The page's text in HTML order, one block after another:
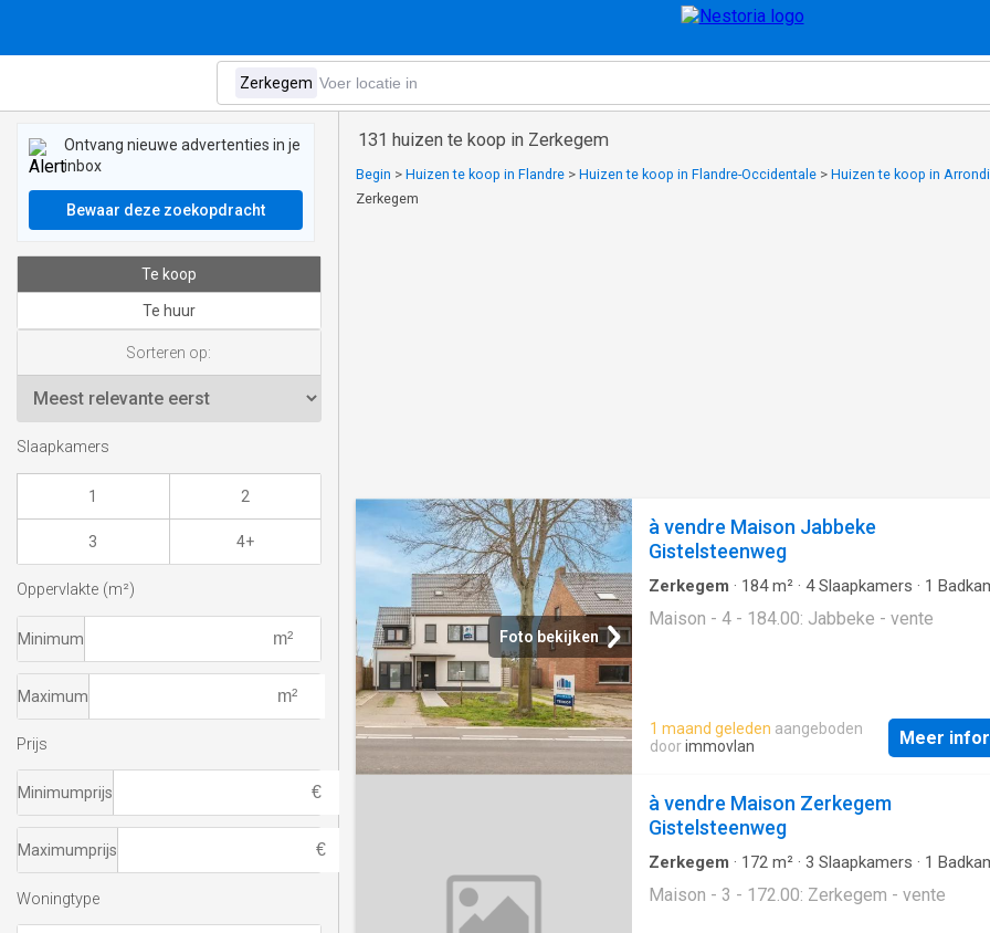
131 huizen te koop in Zerkegem
Begin > Huizen te koop in Flandre > Huizen te koop in Flandre-Occidentale > Huizen te koop in
Zerkegem
Foto bekijken
à vendre Maison Jabbeke
Gistelsteenweg
Zerkegem · 184m² · 4Slaapkamers · 1
Maison - 4 - 184.00: Jabbeke - vente
1 maand geleden aangeboden
doorimmovlan Meer
à vendre Maison Zerkegem
Gistelsteenweg
Zerkegem · 172 m² · 3 Slaapkamers · 1
Maison - 3 - 172.00: Zerkegem - vente
Ontvang nieuwe advertenties in je
inbox
Bewaar deze zoekopdracht
Te koop
Te huur
Sorteren op:
Slaapkamers
1 2
3 4+
Oppervlakte (m²)
Minimum
Maximum
Prijs
Minimumprijs
Maximumprijs
Woningtype